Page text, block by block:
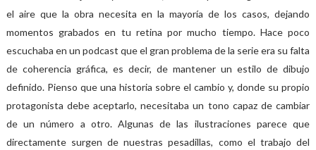
el aire que la obra necesita en la mayoría de los casos, dejando
momentos grabados en tu retina por mucho tiempo. Hace poco
escuchaba en un podcast que el gran problema de la serie era su falta
de coherencia gráfica, es decir, de mantener un estilo de dibujo
definido. Pienso que una historia sobre el cambio y, donde su propio
protagonista debe aceptarlo, necesitaba un tono capaz de cambiar
de un número a otro. Algunas de las ilustraciones parece que
directamente surgen de nuestras pesadillas, como el trabajo del